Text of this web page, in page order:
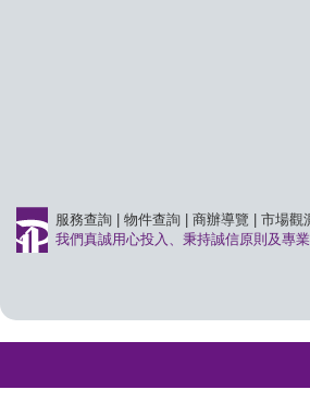
服務查詢 物件查詢 商辦導覽 市場觀
我們真誠用心投入、秉持誠信原則及專